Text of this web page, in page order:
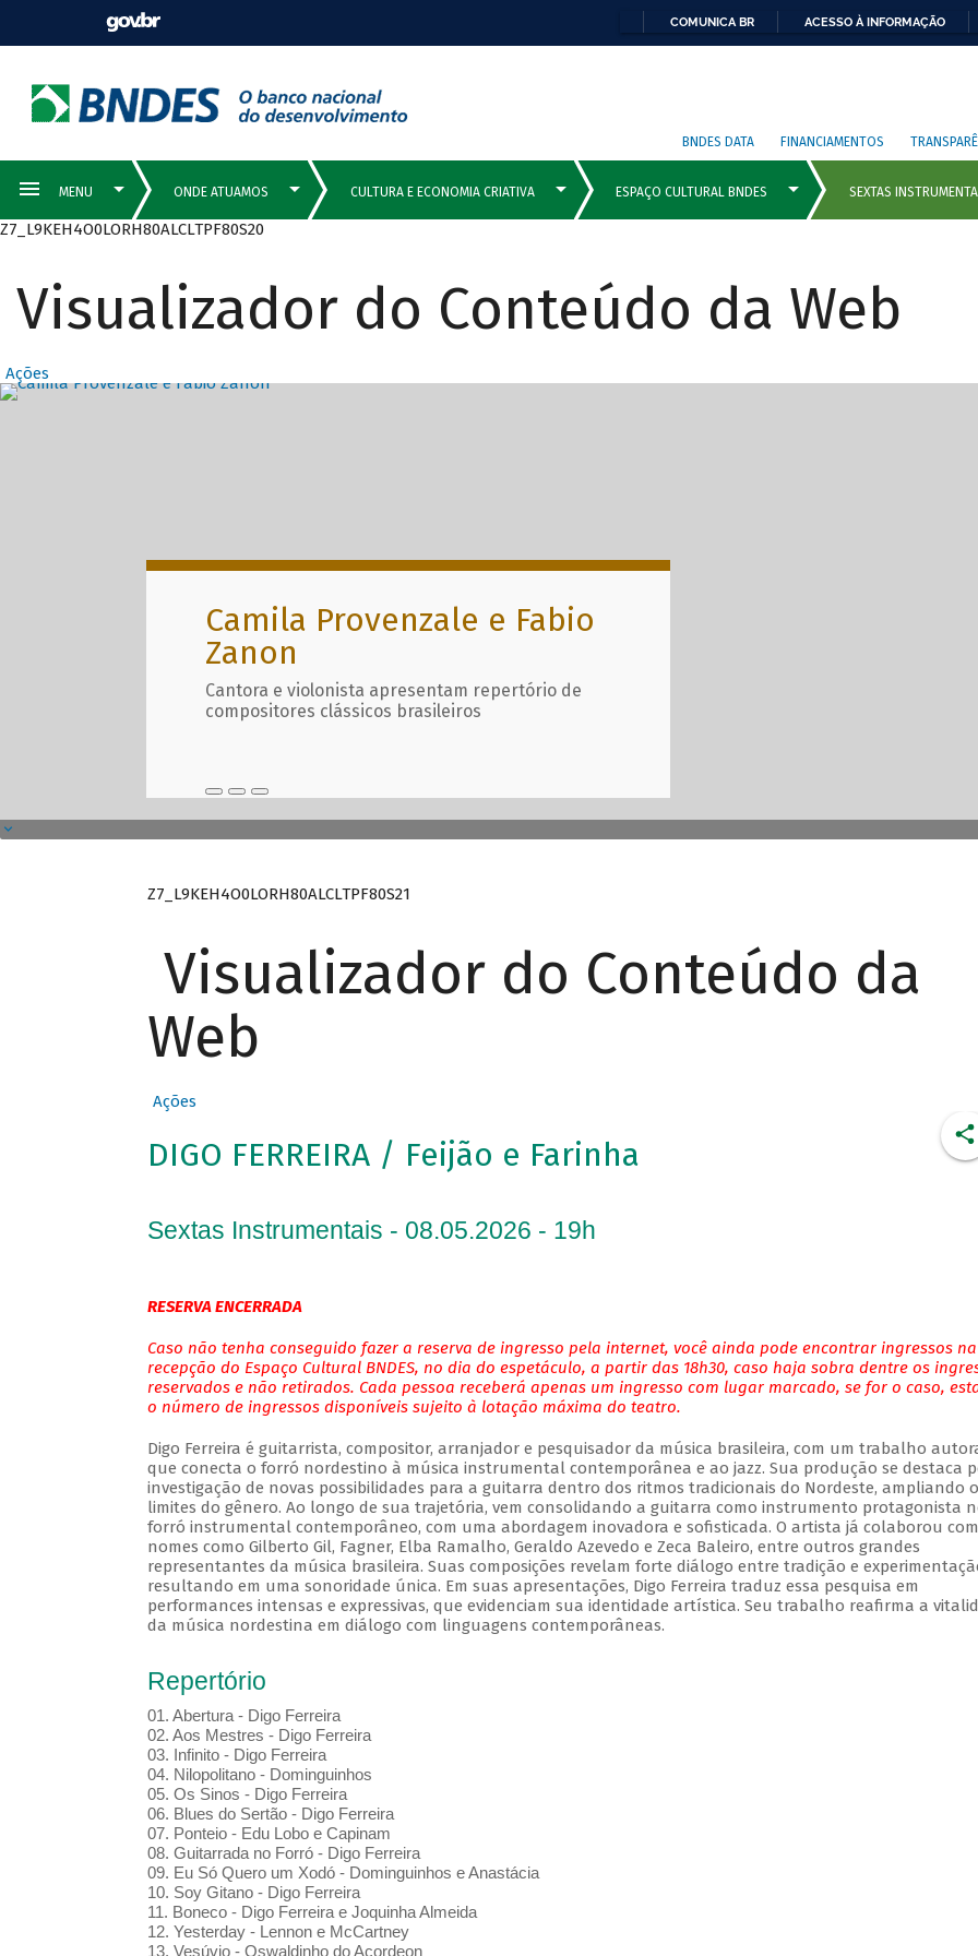
COMUNICA BR ACESSO À INFORMAÇÃO
BNDES DATA FINANCIAMENTOS
Z7_L9KEH4O0LORH80ALCLTPF80S20
Visualizador do Conteúdo da Web
Ações
Destaques Principais com
Camila Provenzale e Fabio
Zanon
Cantora e violonista apresentam repertório de
compositores clássicos brasileiros
Z7_L9KEH4O0LORH80ALCLTPF80S21
Visualizador do Conteúdo da
Web
Ações
DIGO FERREIRA / Feijão e Farinha
Sextas Instrumentais - 08.05.2026 - 19h
RESERVA ENCERRADA
Caso não tenha conseguido fazer a reserva de ingresso pela internet, você ainda pode encontrar ingressos na
recepção do Espaço Cultural BNDES, no dia do espetáculo, a partir das 18h30, caso haja sobra dentre os
reservados e não retirados. Cada pessoa receberá apenas um ingresso com lugar marcado, se for o caso,
o número de ingressos disponíveis sujeito à lotação máxima do teatro.
Digo Ferreira é guitarrista, compositor, arranjador e pesquisador da música brasileira, com um trabalho
que conecta o forró nordestino à música instrumental contemporânea e ao jazz. Sua produção se destaca
investigação de novas possibilidades para a guitarra dentro dos ritmos tradicionais do Nordeste, ampliando
limites do gênero. Ao longo de sua trajetória, vem consolidando a guitarra como instrumento protagonista
forró instrumental contemporâneo, com uma abordagem inovadora e sofisticada. O artista já colaborou com
nomes como Gilberto Gil, Fagner, Elba Ramalho, Geraldo Azevedo e Zeca Baleiro, entre outros grandes
representantes da música brasileira. Suas composições revelam forte diálogo entre tradição e
resultando em uma sonoridade única. Em suas apresentações, Digo Ferreira traduz essa pesquisa em
performances intensas e expressivas, que evidenciam sua identidade artística. Seu trabalho reafirma a
da música nordestina em diálogo com linguagens contemporâneas.
Repertório
01. Abertura - Digo Ferreira
02. Aos Mestres - Digo Ferreira
03. Infinito - Digo Ferreira
04. Nilopolitano - Dominguinhos
05. Os Sinos - Digo Ferreira
06. Blues do Sertão - Digo Ferreira
07. Ponteio - Edu Lobo e Capinam
08. Guitarrada no Forró - Digo Ferreira
09. Eu Só Quero um Xodó - Dominguinhos e Anastácia
10. Soy Gitano - Digo Ferreira
11. Boneco - Digo Ferreira e Joquinha Almeida
12. Yesterday - Lennon e McCartney
13. Vesúvio - Oswaldinho do Acordeon